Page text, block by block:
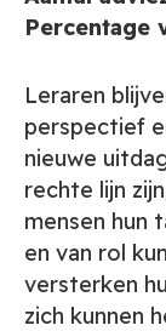
Percentage
Leraren
perspectief
nieuwe
rechte lijn
mensen hun
en van rol
versterken
zich kunnen